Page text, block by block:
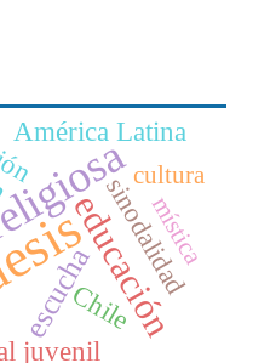
educación
escuchaChile
juvenil
América Latina
sinodalidad
cultura
mística